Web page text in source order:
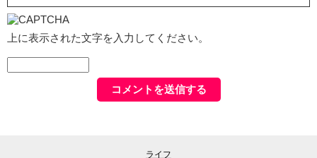
上に表示された文字を入力してください。
ライフ